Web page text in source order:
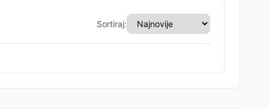
Sortiraj: